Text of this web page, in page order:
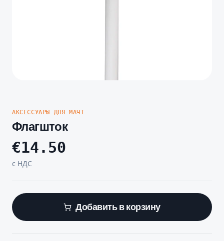
АКСЕССУАРЫ ДЛЯ МАЧТ
Флагшток
€14.50
с НДС
Добавить в корзину